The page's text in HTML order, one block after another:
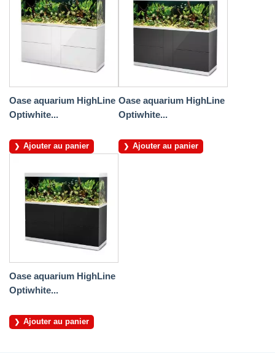
Oase aquarium HighLine
Optiwhite...
Ajouter au panier
Oase aquarium HighLine
Optiwhite...
Ajouter au panier
Oase aquarium HighLine
Optiwhite...
Ajouter au panier